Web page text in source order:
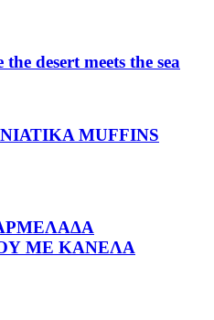
desert meets the sea
MUFFINS
ΜΕ ΚΑΝΕΛΑ